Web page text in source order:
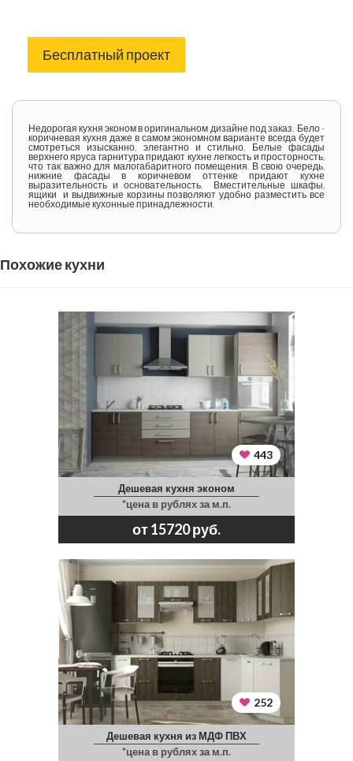
Бесплатный проект
Недорогая кухня эконом в оригинальном дизайне под заказ. Бело -
коричневая кухня даже в самом экономном варианте всегда будет
смотреться изысканно, элегантно и стильно. Белые фасады
верхнего яруса гарнитура придают кухне легкость и просторность,
что так важно для малогабаритного помещения. В свою очередь,
нижние фасады в коричневом оттенке придают кухне
выразительность и основательность. Вместительные шкафы,
ящики и выдвижные корзины позволяют удобно разместить все
необходимые кухонные принадлежности.
Похожие кухни
443
Дешевая кухня эконом
*цена в рублях за м.п.
от 15720 руб.
252
Дешевая кухня из МДФ ПВХ
*цена в рублях за м.п.